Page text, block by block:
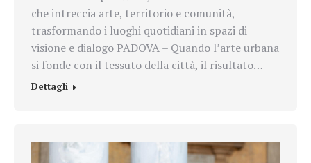
che intreccia arte, territorio e comunità,
trasformando i luoghi quotidiani in spazi di
visione e dialogo PADOVA – Quando l’arte urbana
si fonde con il tessuto della città, il risultato…
Dettagli